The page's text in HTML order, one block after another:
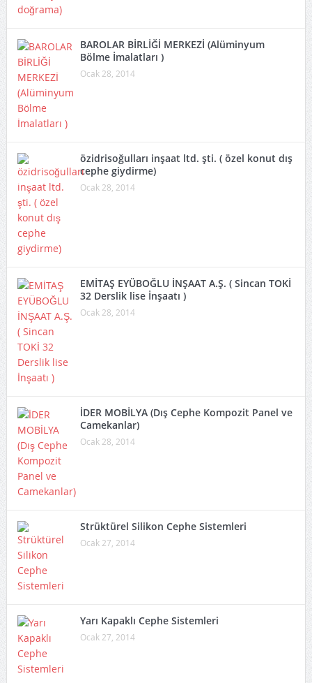
BAROLAR BİRLİĞİ MERKEZİ (Alüminyum
Bölme İmalatları )
Ocak 28, 2014
özidrisoğulları inşaat ltd. şti. ( özel konut dış
cephe giydirme)
Ocak 28, 2014
EMİTAŞ EYÜBOĞLU İNŞAAT A.Ş. ( Sincan TOKİ
32 Derslik lise İnşaatı )
Ocak 28, 2014
İDER MOBİLYA (Dış Cephe Kompozit Panel ve
Camekanlar)
Ocak 28, 2014
Strüktürel Silikon Cephe Sistemleri
Ocak 27, 2014
Yarı Kapaklı Cephe Sistemleri
Ocak 27, 2014